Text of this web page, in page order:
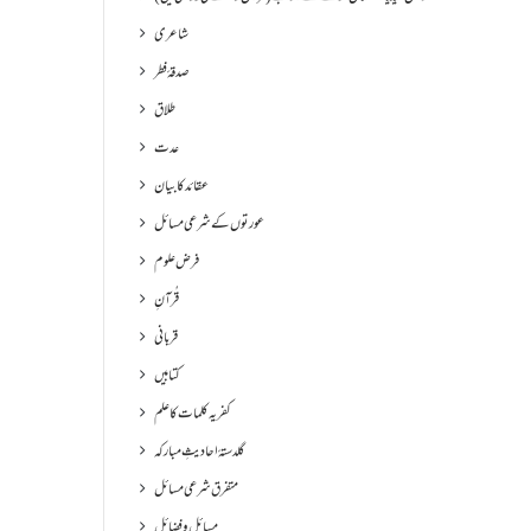
شاعری
صدقۂ فطر
طلاق
عدت
عقائد کا بیان
عورتوں کے شرعی مسائل
فرض علوم
قُرآنِ
قربانی
کتابیں
کفریہ کلمات کا علم
گلدستۂ احادیثِ مبارکہ
متفرق شرعی مسائل